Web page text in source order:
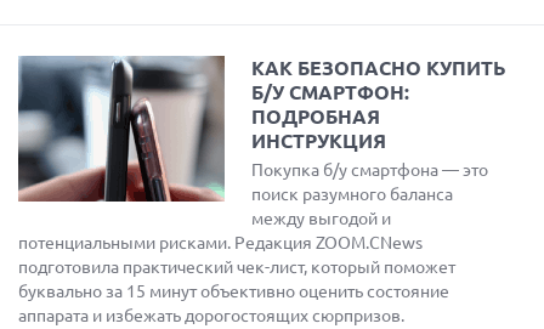
КАК БЕЗОПАСНО КУПИТЬ
Б/У СМАРТФОН:
ПОДРОБНАЯ
ИНСТРУКЦИЯ
Покупка б/у смартфона — это
поиск разумного баланса
между выгодой и
потенциальными рисками. Редакция ZOOM.CNews
подготовила практический чек-лист, который поможет
буквально за 15 минут объективно оценить состояние
аппарата и избежать дорогостоящих сюрпризов.